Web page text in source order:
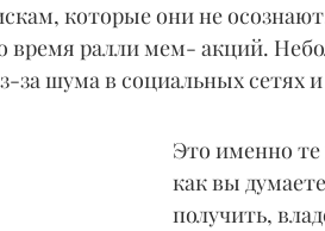
которые они не
время ралли мем- акций.
за шума в социальных сетях
Это именно
как вы
получить,